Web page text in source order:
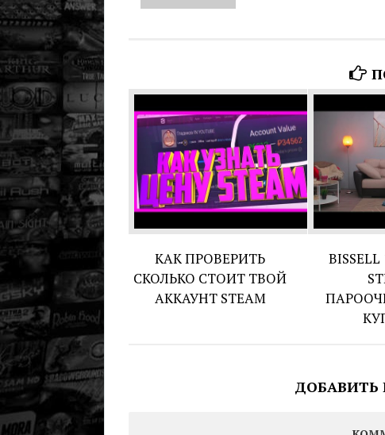
КАК ПРОВЕРИТЬ
СКОЛЬКО СТОИТ ТВОЙ
АККАУНТ STEAM
BISSELL